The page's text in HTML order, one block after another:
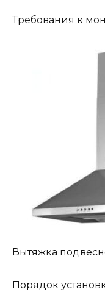
Требования к
Вытяжка
Порядок